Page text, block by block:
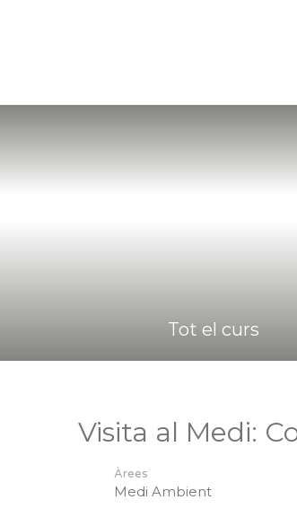
Tot el curs
Visita al Medi:
Àrees
Medi Ambient